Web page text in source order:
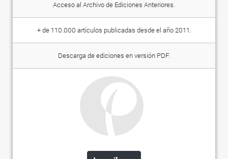
Acceso al Archivo de Ediciones Anteriores.
+ de 110.000 artículos publicadas desde el año 2011.
Descarga de ediciones en versión PDF.